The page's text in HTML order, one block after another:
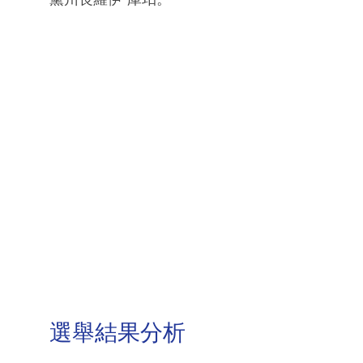
選舉結果分析